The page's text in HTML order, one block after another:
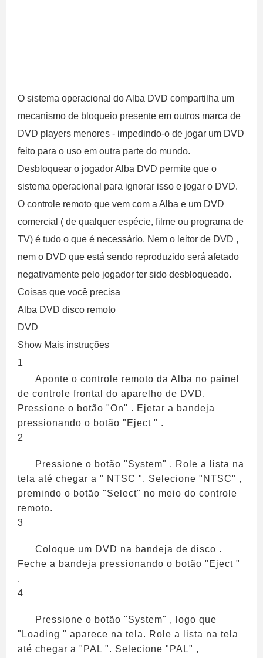
O sistema operacional do Alba DVD compartilha um
mecanismo de bloqueio presente em outros marca de
DVD players menores - impedindo-o de jogar um DVD
feito para o uso em outra parte do mundo.
Desbloquear o jogador Alba DVD permite que o
sistema operacional para ignorar isso e jogar o DVD.
O controle remoto que vem com a Alba e um DVD
comercial ( de qualquer espécie, filme ou programa de
TV) é tudo o que é necessário. Nem o leitor de DVD ,
nem o DVD que está sendo reproduzido será afetado
negativamente pelo jogador ter sido desbloqueado.
Coisas que você precisa
Alba DVD disco remoto
DVD
Show Mais instruções
1
Aponte o controle remoto da Alba no painel
de controle frontal do aparelho de DVD.
Pressione o botão "On" . Ejetar a bandeja
pressionando o botão "Eject " .
2
Pressione o botão "System" . Role a lista na
tela até chegar a " NTSC ". Selecione "NTSC" ,
premindo o botão "Select" no meio do controle
remoto.
3
Coloque um DVD na bandeja de disco .
Feche a bandeja pressionando o botão "Eject "
.
4
Pressione o botão "System" , logo que
"Loading " aparece na tela. Role a lista na tela
até chegar a "PAL ". Selecione "PAL" ,